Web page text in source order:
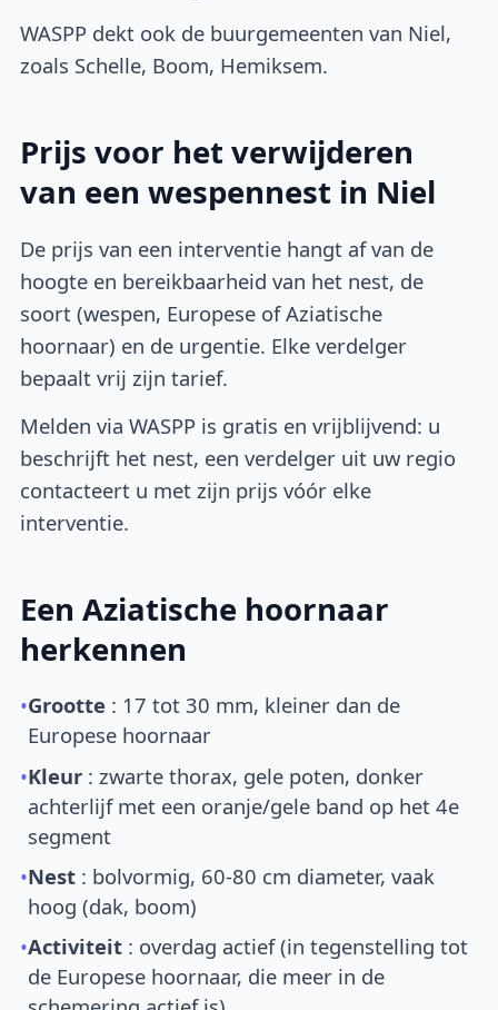
WASPP dekt ook de buurgemeenten van Niel,
zoals Schelle, Boom, Hemiksem.
Prijs voor het verwijderen
van een wespennest in Niel
De prijs van een interventie hangt af van de
hoogte en bereikbaarheid van het nest, de
soort (wespen, Europese of Aziatische
hoornaar) en de urgentie. Elke verdelger
bepaalt vrij zijn tarief.
Melden via WASPP is gratis en vrijblijvend: u
beschrijft het nest, een verdelger uit uw regio
contacteert u met zijn prijs vóór elke
interventie.
Een Aziatische hoornaar
herkennen
•Grootte : 17 tot 30 mm, kleiner dan de
Europese hoornaar
•Kleur : zwarte thorax, gele poten, donker
achterlijf met een oranje/gele band op het 4e
segment
•Nest : bolvormig, 60-80 cm diameter, vaak
hoog (dak, boom)
•Activiteit : overdag actief (in tegenstelling tot
de Europese hoornaar, die meer in de